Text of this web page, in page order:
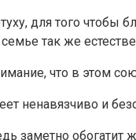
для того чтобы
так же
что в этом
ненавязчиво и
заметно обогатит